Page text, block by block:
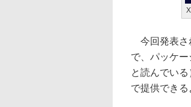
今回発表さ
で、パッケ
と読んでい
で提供できる